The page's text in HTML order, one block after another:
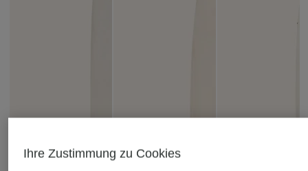
Ihre Zustimmung zu Cookies